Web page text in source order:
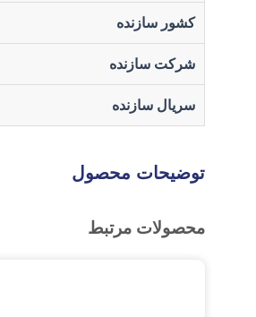
کشور سازنده
شرکت سازنده
سریال سازنده
توضیحات محصول
محصولات مرتبط